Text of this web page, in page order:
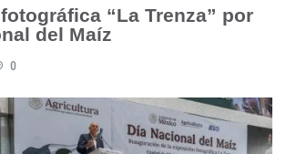
“La Trenza” por
del Maíz
0